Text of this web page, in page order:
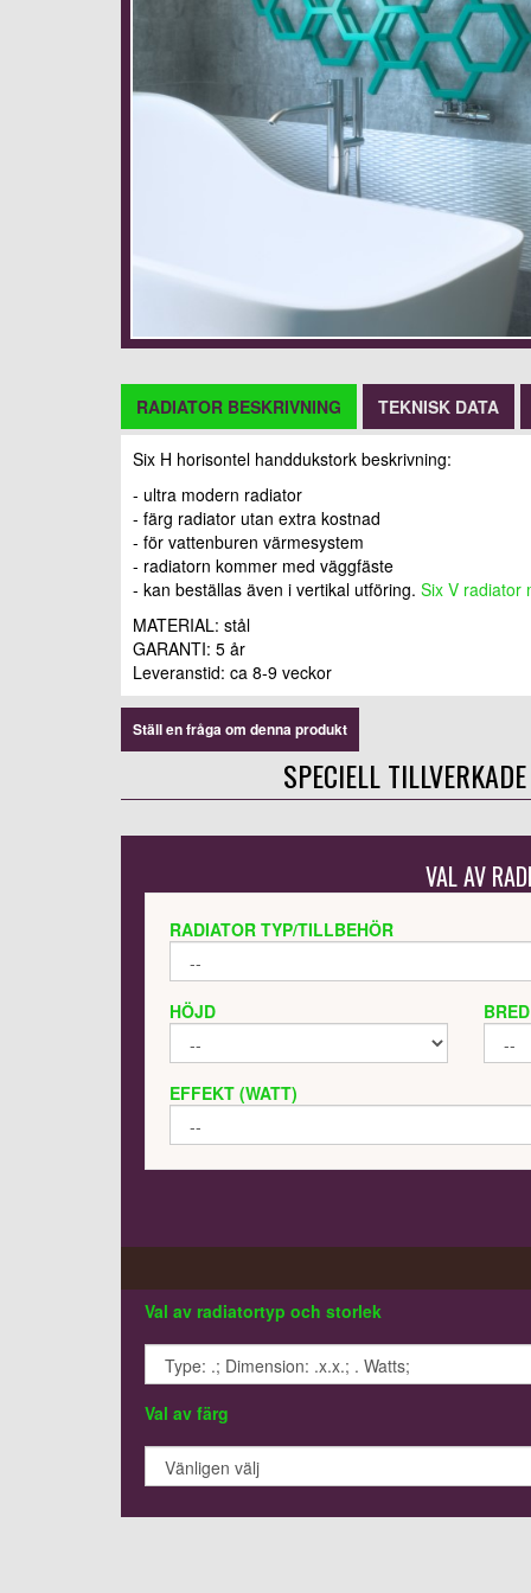
RADIATOR BESKRIVNING TEKNISK DATA
Six H horisontel handdukstork beskrivning:
- ultra modern radiator
- färg radiator utan extra kostnad
- för vattenburen värmesystem
- radiatorn kommer med väggfäste
- kan beställas även i vertikal utföring. Six V radiator
MATERIAL: stål
GARANTI: 5 år
Leveranstid: ca 8-9 veckor
Ställ en fråga om denna produkt
SPECIELL
VAL AV
RADIATOR TYP/TILLBEHÖR
HÖJD
EFFEKT (WATT)
Val av radiatortyp och storlek
Val av färg